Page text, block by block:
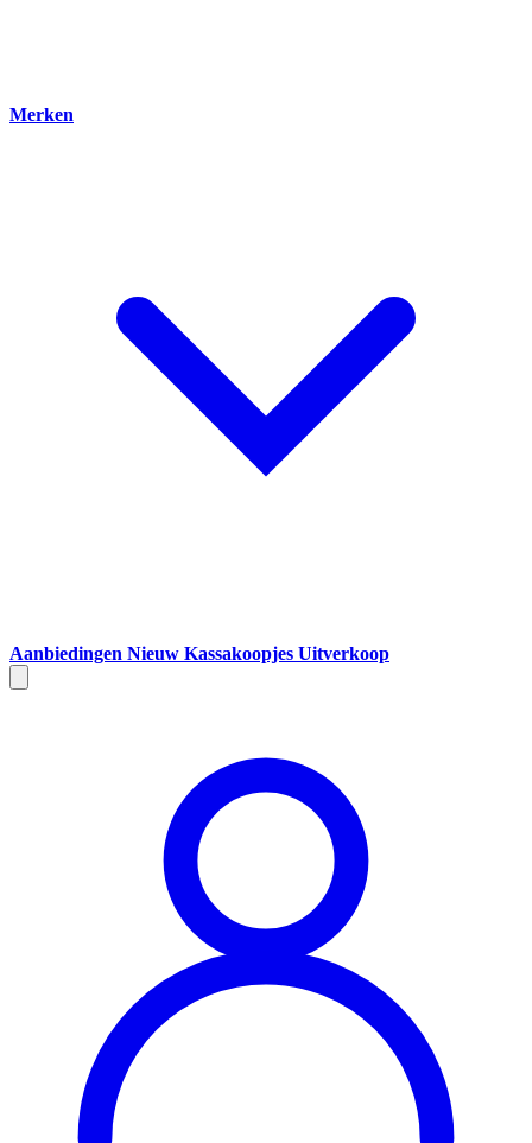
Merken
Aanbiedingen Nieuw Kassakoopjes Uitverkoop